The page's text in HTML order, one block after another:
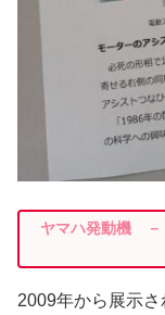
ヤマハ発動機 －
2009年から展示